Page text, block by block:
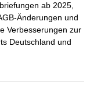
ab 2025,
Änderungen und
Verbesserungen zur
Deutschland und